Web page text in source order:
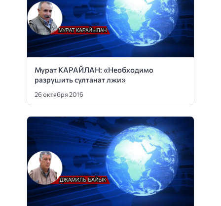
Мурат КАРАЙЛАН: «Необходимо
разрушить султанат лжи»
26 октября 2016